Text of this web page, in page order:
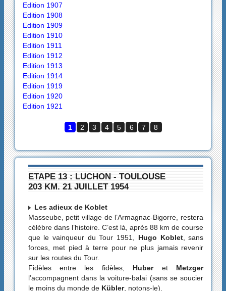
Edition 1907
Edition 1908
Edition 1909
Edition 1910
Edition 1911
Edition 1912
Edition 1913
Edition 1914
Edition 1919
Edition 1920
Edition 1921
1 2 3 4 5 6 7 8
ETAPE 13 : LUCHON - TOULOUSE
203 KM. 21 JUILLET 1954
Les adieux de Koblet
Masseube, petit village de l’Armagnac-Bigorre, restera
célèbre dans l’histoire. C’est là, après 88 km de course
que le vainqueur du Tour 1951, Hugo Koblet, sans
forces, met pied à terre pour ne plus jamais revenir
sur les routes du Tour.
Fidèles entre les fidèles, Huberet Metzger
l’accompagnent dans la voiture-balai (sans se soucier
le moins du monde de Kübler, notons-le).